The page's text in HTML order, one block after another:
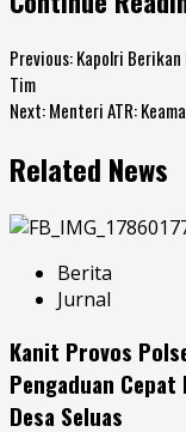
Previous:Kapolri Berikan
Tim
Next:Menteri ATR:
Related News
Berita
Jurnal
Kanit Provos
Pengaduan
Desa Seluas